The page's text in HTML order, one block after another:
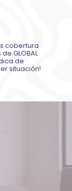
cobertura
GLOBAL
de
situación!